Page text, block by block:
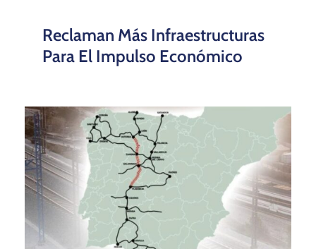
Reclaman Más Infraestructuras
Para El Impulso Económico